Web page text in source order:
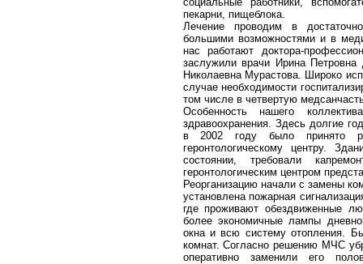
пекарни, пищеблока.
Лечение проводим в
большими возможностями и в
нас работают доктора-
заслужили врачи Ирина
Николаевна Мурастова. Широко
случае необходимости
том числе в четвертую
Особенность нашего
здравоохранения. Здесь долгие
в 2002 году было принято
геронтологическому центру.
состоянии, требовали
геронтологическим центром
Реорганизацию начали с замены
установлена пожарная
где проживают обездвиженные
более экономичные лампы
окна и всю систему отопления.
комнат. Согласно решению МЧС
оперативно заменили его